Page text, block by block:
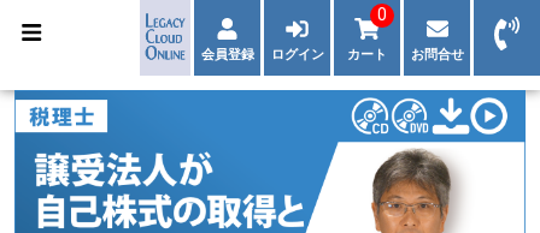
会員登録 ログイン カート
0
お問合せ